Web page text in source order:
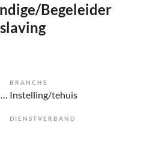
Begeleider
Psychiatrisch verpleegkundige
BRANCHE
Instelling/tehuis
DIENSTVERBAND